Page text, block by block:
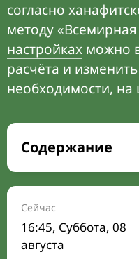
согласно
методу
настройках можно
расчёта и
необходимости,
Содержание
Время намаза на
Расписание на
Время Сухура и
Сейчас
16:45, Суббота, 08
августа